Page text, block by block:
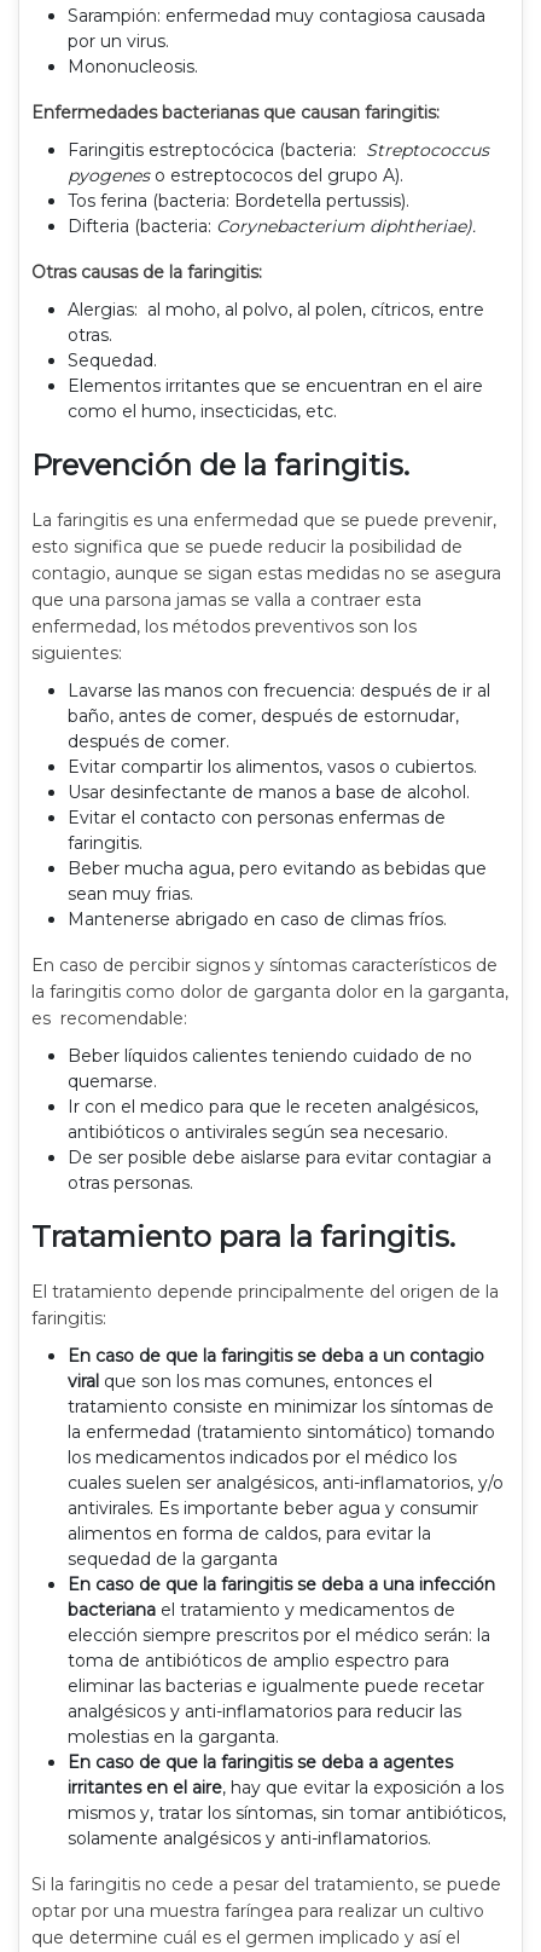
Sarampión: enfermedad muy contagiosa causada
por un virus.
Mononucleosis.
Enfermedades bacterianas que causan faringitis:
Faringitis estreptocócica (bacteria: Streptococcus
pyogeneso estreptococos del grupo A).
Tos ferina (bacteria: Bordetella pertussis).
Difteria (bacteria: Corynebacterium diphtheriae).
Otras causas de la faringitis:
Alergias: al moho, al polvo, al polen, cítricos, entre
otras.
Sequedad.
Elementos irritantes que se encuentran en el aire
como el humo, insecticidas, etc.
Prevención de la faringitis.
La faringitis es una enfermedad que se puede prevenir,
esto significa que se puede reducir la posibilidad de
contagio, aunque se sigan estas medidas no se asegura
que una parsona jamas se valla a contraer esta
enfermedad, los métodos preventivos son los
siguientes:
Lavarse las manos con frecuencia: después de ir al
baño, antes de comer, después de estornudar,
después de comer.
Evitar compartir los alimentos, vasos o cubiertos.
Usar desinfectante de manos a base de alcohol.
Evitar el contacto con personas enfermas de
faringitis.
Beber mucha agua, pero evitando as bebidas que
sean muy frias.
Mantenerse abrigado en caso de climas fríos.
En caso de percibir signos y síntomas característicos de
la faringitis como dolor de garganta dolor en la garganta,
es recomendable:
Beber líquidos calientes teniendo cuidado de no
quemarse.
Ir con el medico para que le receten analgésicos,
antibióticos o antivirales según sea necesario.
De ser posible debe aislarse para evitar contagiar a
otras personas.
Tratamiento para la faringitis.
El tratamiento depende principalmente del origen de la
faringitis:
En caso de que la faringitis se deba a un contagio
viral que son los mas comunes, entonces el
tratamiento consiste en minimizar los síntomas de
la enfermedad (tratamiento sintomático) tomando
los medicamentos indicados por el médico los
cuales suelen ser analgésicos, anti-inflamatorios, y/o
antivirales. Es importante beber agua y consumir
alimentos en forma de caldos, para evitar la
sequedad de la garganta
En caso de que la faringitis se deba a una infección
bacteriana el tratamiento y medicamentos de
elección siempre prescritos por el médico serán: la
toma de antibióticos de amplio espectro para
eliminar las bacterias e igualmente puede recetar
analgésicos y anti-inflamatorios para reducir las
molestias en la garganta.
En caso de que la faringitis se deba a agentes
irritantes en el aire, hay que evitar la exposición a los
mismos y, tratar los síntomas, sin tomar antibióticos,
solamente analgésicos y anti-inflamatorios.
Si la faringitis no cede a pesar del tratamiento, se puede
optar por una muestra faríngea para realizar un cultivo
que determine cuál es el germen implicado y así el